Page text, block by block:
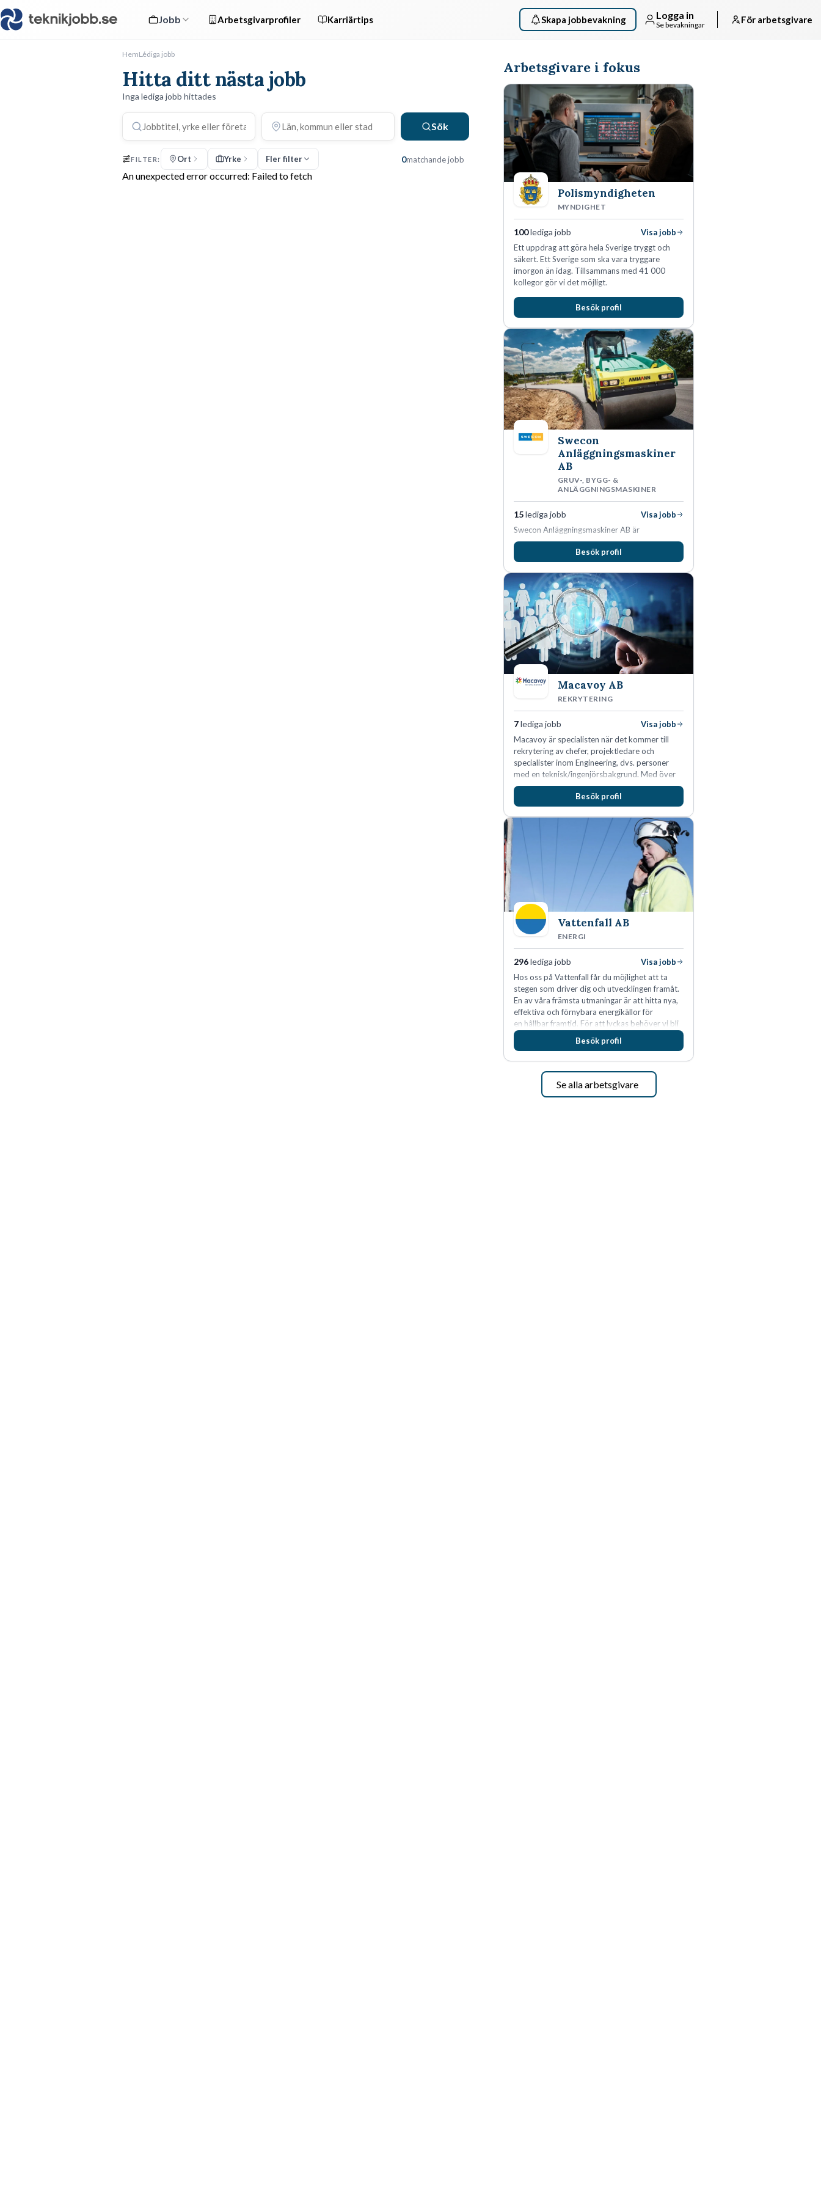
Jobb Arbetsgivarprofiler Karriärtips Skapa jobbevakning Logga in
Se bevakningar För arbetsgivare
HemLediga jobb
Hitta ditt nästa jobb
Inga lediga jobb hittades
Sök
FILTER: Ort Yrke Fler filter 0matchande jobb
An unexpected error occurred: Failed to fetch
Arbetsgivare i fokus
Polismyndigheten
MYNDIGHET
100lediga jobb
Visa jobb
Ett uppdrag att göra hela Sverige tryggt och
säkert. Ett Sverige som ska vara tryggare
imorgon än idag. Tillsammans med 41 000
kollegor gör vi det möjligt.
Besök profil
Swecon
Anläggningsmaskiner
AB
GRUV-, BYGG- &
ANLÄGGNINGSMASKINER
15lediga jobb
Visa jobb
Swecon Anläggningsmaskiner AB är
återförsäljare av Volvo Construction Equipment
i Sverige, Estland, Lettland, Litauen samt delar
av Tyskland.
Besök profil
Macavoy AB
REKRYTERING
7lediga jobb
Visa jobb
Macavoy är specialisten när det kommer till
rekrytering av chefer, projektledare och
specialister inom Engineering, dvs. personer
med en teknisk/ingenjörsbakgrund. Med över
15 års erfarenhet och 400 lyckade
rekryteringar kan Macavoy erbjuda
konsultation i en rekrytering som gör skillnad.
Besök profil
Vattenfall AB
ENERGI
296lediga jobb
Visa jobb
Hos oss på Vattenfall får du möjlighet att ta
stegen som driver dig och utvecklingen framåt.
En av våra främsta utmaningar är att hitta nya,
effektiva och förnybara energikällor för
en hållbar framtid. För att lyckas behöver vi bli
fler medarbetare som vill göra skillnad.
Besök profil
Se alla arbetsgivare